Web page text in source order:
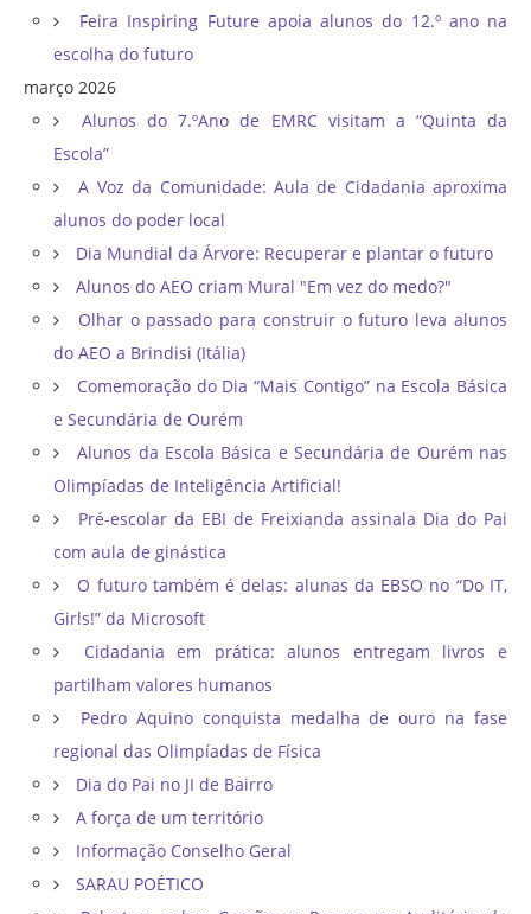
Feira Inspiring Future apoia alunos do 12.º ano na
escolha do futuro
março 2026
Alunos do 7.ºAno de EMRC visitam a “Quinta da
Escola”
A Voz da Comunidade: Aula de Cidadania aproxima
alunos do poder local
Dia Mundial da Árvore: Recuperar e plantar o futuro
Alunos do AEO criam Mural "Em vez do medo?"
Olhar o passado para construir o futuro leva alunos
do AEO a Brindisi (Itália)
Comemoração do Dia “Mais Contigo” na Escola Básica
e Secundária de Ourém
Alunos da Escola Básica e Secundária de Ourém nas
Olimpíadas de Inteligência Artificial!
Pré-escolar da EBI de Freixianda assinala Dia do Pai
com aula de ginástica
O futuro também é delas: alunas da EBSO no “Do IT,
Girls!” da Microsoft
Cidadania em prática: alunos entregam livros e
partilham valores humanos
Pedro Aquino conquista medalha de ouro na fase
regional das Olimpíadas de Física
Dia do Pai no JI de Bairro
A força de um território
Informação Conselho Geral
SARAU POÉTICO